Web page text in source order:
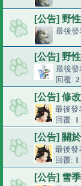
[公告] 野
最後發
[公告] 野
最後發
回覆: 2
[公告] 修
最後發
回覆: 1
[公告] 關
最後發
回覆: 1
[公告] 雪